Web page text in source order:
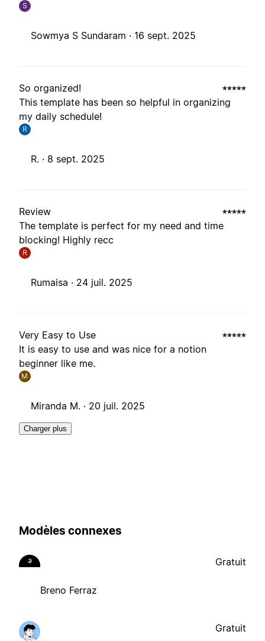
S
Sowmya S Sundaram · 16 sept. 2025
So organized!
This template has been so helpful in organizing
my daily schedule!
R
R. · 8 sept. 2025
Review
The template is perfect for my need and time
blocking! Highly recc
R
Rumaisa · 24 juil. 2025
Very Easy to Use
It is easy to use and was nice for a notion
beginner like me.
M
Miranda M. · 20 juil. 2025
Charger plus
Modèles connexes
Breno Ferraz
Gratuit
Gratuit